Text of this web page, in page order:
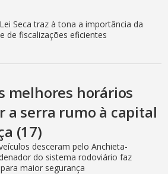
Seca traz à tona a importância da
de fiscalizações eficientes
melhores horários
a serra rumo à capital
(17)
desceram pelo Anchieta-
do sistema rodoviário faz
maior segurança